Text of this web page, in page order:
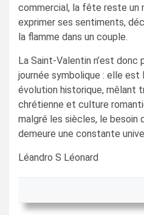
commercial, la fête reste un
exprimer ses sentiments,
la flamme dans un couple.
La Saint-Valentin n’est donc
journée symbolique : elle est
évolution historique, mêlant
chrétienne et culture
malgré les siècles, le besoin
demeure une constante
Léandro S Léonard